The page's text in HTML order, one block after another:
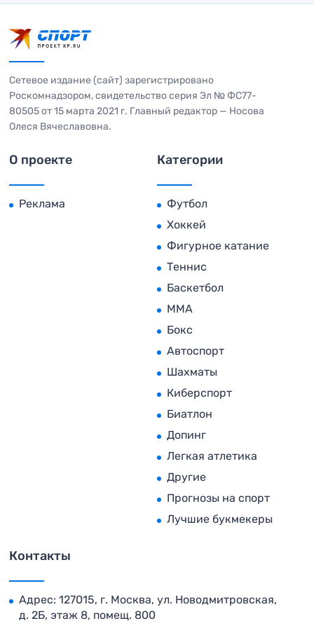
Сетевое издание (сайт) зарегистрировано
Роскомнадзором, свидетельство серия Эл № ФС77-
80505 от 15 марта 2021 г. Главный редактор — Носова
Олеся Вячеславовна.
О проекте
Реклама
Категории
Футбол
Хоккей
Фигурное катание
Теннис
Баскетбол
MMA
Бокс
Автоспорт
Шахматы
Киберспорт
Биатлон
Допинг
Легкая атлетика
Другие
Прогнозы на спорт
Лучшие букмекеры
Контакты
Адрес: 127015, г. Москва, ул. Новодмитровская,
д. 2Б, этаж 8, помещ. 800